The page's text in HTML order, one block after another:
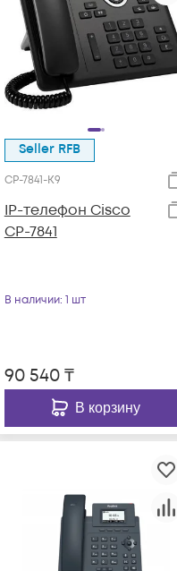
Seller RFB
CP-7841-K9
IP-телефон Cisco
CP-7841
В наличии: 1 шт
90 540₸
В корзину